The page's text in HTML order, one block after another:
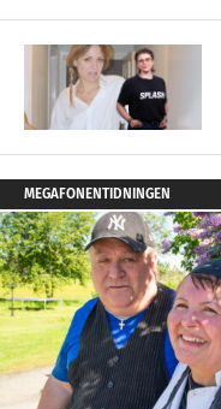
MEGAFONENTIDNINGEN